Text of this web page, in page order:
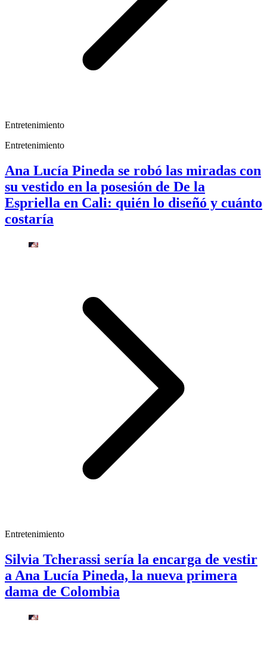
Entretenimiento
Entretenimiento
Ana Lucía Pineda se robó las miradas con
su vestido en la posesión de De la
Espriella en Cali: quién lo diseñó y cuánto
costaría
Entretenimiento
Silvia Tcherassi sería la encarga de vestir
a Ana Lucía Pineda, la nueva primera
dama de Colombia